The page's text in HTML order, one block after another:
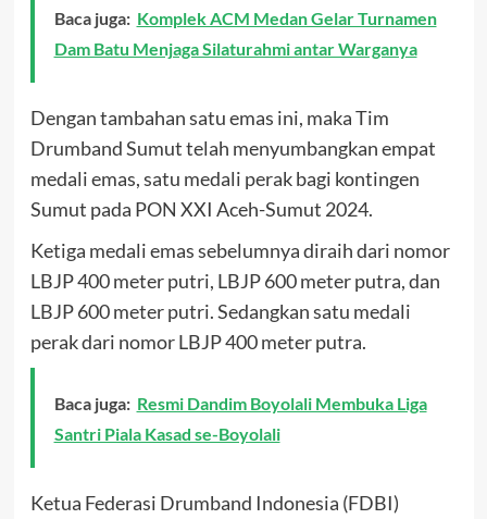
Baca juga: Komplek ACM Medan Gelar Turnamen
Dam Batu Menjaga Silaturahmi antar Warganya
Dengan tambahan satu emas ini, maka Tim
Drumband Sumut telah menyumbangkan empat
medali emas, satu medali perak bagi kontingen
Sumut pada PON XXI Aceh-Sumut 2024.
Ketiga medali emas sebelumnya diraih dari nomor
LBJP 400 meter putri, LBJP 600 meter putra, dan
LBJP 600 meter putri. Sedangkan satu medali
perak dari nomor LBJP 400 meter putra.
Baca juga: Resmi Dandim Boyolali Membuka Liga
Santri Piala Kasad se-Boyolali
Ketua Federasi Drumband Indonesia (FDBI)